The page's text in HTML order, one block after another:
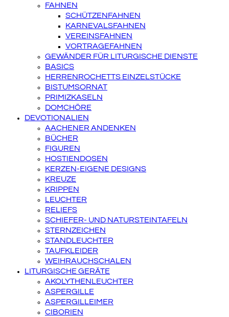
FAHNEN
SCHÜTZENFAHNEN
KARNEVALSFAHNEN
VEREINSFAHNEN
VORTRAGEFAHNEN
GEWÄNDER FÜR LITURGISCHE DIENSTE
BASICS
HERRENROCHETTS EINZELSTÜCKE
BISTUMSORNAT
PRIMIZKASELN
DOMCHÖRE
DEVOTIONALIEN
AACHENER ANDENKEN
BÜCHER
FIGUREN
HOSTIENDOSEN
KERZEN-EIGENE DESIGNS
KREUZE
KRIPPEN
LEUCHTER
RELIEFS
SCHIEFER- UND NATURSTEINTAFELN
STERNZEICHEN
STANDLEUCHTER
TAUFKLEIDER
WEIHRAUCHSCHALEN
LITURGISCHE GERÄTE
AKOLYTHENLEUCHTER
ASPERGILLE
ASPERGILLEIMER
CIBORIEN